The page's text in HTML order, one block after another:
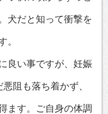
犬だと知って衝撃を
。
良い事ですが、妊娠
阻も落ち着かず、
ます。ご自身の体調